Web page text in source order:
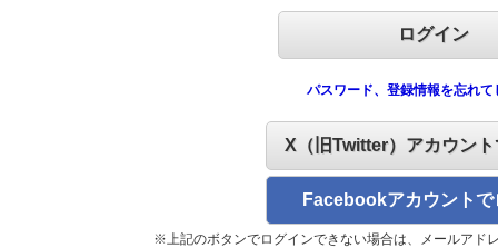
パスワード、登録情報を忘れて
X（旧Twitter）アカウン
Facebookアカウントで
※上記のボタンでログインできない場合は、メールアド